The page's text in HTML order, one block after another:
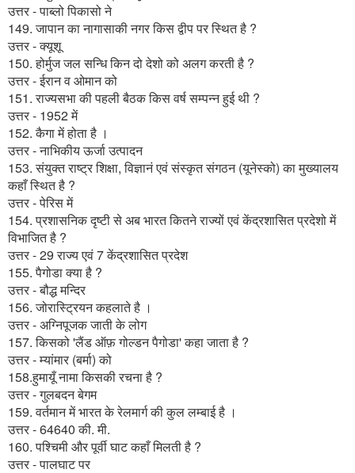
उत्तर - पाब्लो पिकासो ने
149. जापान का नागासाकी नगर किस द्वीप पर स्थित है ?
उत्तर - क्यूशू
150. होर्मुज जल सन्धि किन दो देशो को अलग करती है ?
उत्तर - ईरान व ओमान को
151. राज्यसभा की पहली बैठक किस वर्ष सम्पन्न हुई थी ?
उत्तर - 1952 में
152. कैगा में होता है ।
उत्तर - नाभिकीय ऊर्जा उत्पादन
153. संयुक्त राष्ट्र शिक्षा, विज्ञानं एवं संस्कृत संगठन (यूनेस्को) का मुख्यालय
कहाँ स्थित है ?
उत्तर - पेरिस में
154. प्रशासनिक दृष्टी से अब भारत कितने राज्यों एवं केंद्रशासित प्रदेशो में
विभाजित है ?
उत्तर - 29 राज्य एवं 7 केंद्रशासित प्रदेश
155. पैगोडा क्या है ?
उत्तर - बौद्ध मन्दिर
156. जोरास्ट्रियन कहलाते है ।
उत्तर - अग्निपूजक जाती के लोग
157. किसको 'लैंड ऑफ़ गोल्डन पैगोडा' कहा जाता है ?
उत्तर - म्यांमार (बर्मा) को
158.हुमायूँ नामा किसकी रचना है ?
उत्तर - गुलबदन बेगम
159. वर्तमान में भारत के रेलमार्ग की कुल लम्बाई है ।
उत्तर - 64640 की. मी.
160. पश्चिमी और पूर्वी घाट कहाँ मिलती है ?
उत्तर - पालघाट पर